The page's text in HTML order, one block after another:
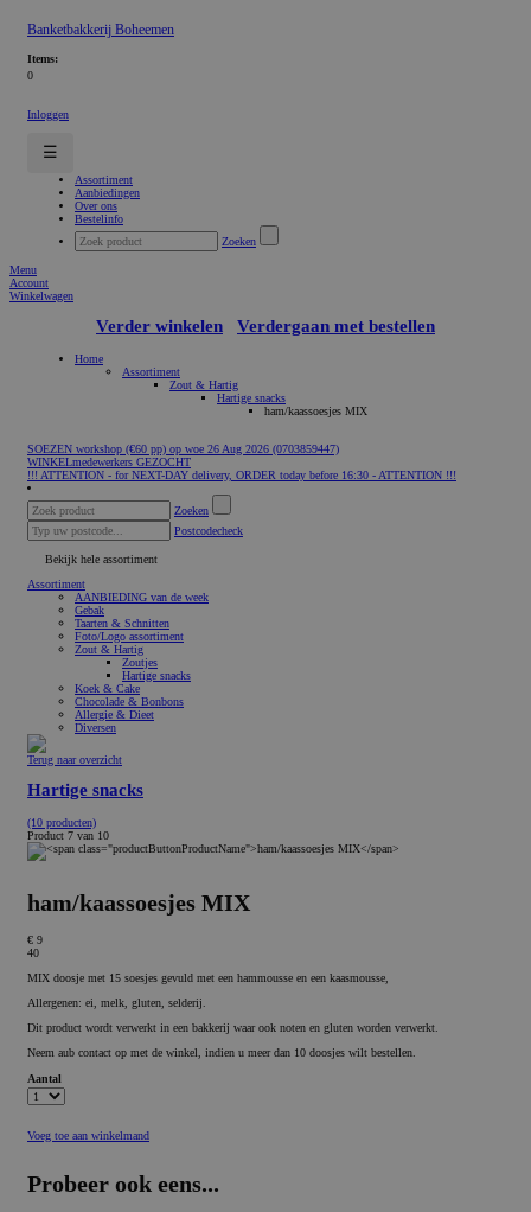
Banketbakkerij Boheemen
Items:
0
Inloggen
☰
Assortiment
Aanbiedingen
Over ons
Bestelinfo
Zoeken
Menu
Account
Winkelwagen
Verder winkelen Verdergaan met bestellen
Home
Assortiment
Zout & Hartig
Hartige snacks
ham/kaassoesjes MIX
SOEZEN workshop (€60 pp) op woe 26 Aug 2026 (0703859447)
WINKELmedewerkers GEZOCHT
!!! ATTENTION - for NEXT-DAY delivery, ORDER today before 16:30 - ATTENTION !!!
Zoeken
Postcodecheck
Bekijk hele assortiment
Assortiment
AANBIEDING van de week
Gebak
Taarten & Schnitten
Foto/Logo assortiment
Zout & Hartig
Zoutjes
Hartige snacks
Koek & Cake
Chocolade & Bonbons
Allergie & Dieet
Diversen
Terug naar overzicht
Hartige snacks
(10 producten)
Product 7 van 10
ham/kaassoesjes MIX
€ 9
40
MIX doosje met 15 soesjes gevuld met een hammousse en een kaasmousse,
Allergenen: ei, melk, gluten, selderij.
Dit product wordt verwerkt in een bakkerij waar ook noten en gluten worden verwerkt.
Neem aub contact op met de winkel, indien u meer dan 10 doosjes wilt bestellen.
Aantal
Voeg toe aan winkelmand
Probeer ook eens...